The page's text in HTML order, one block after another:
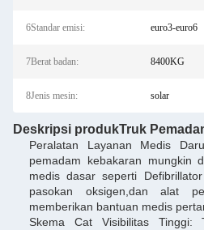
6Standar emisi: euro3-euro6
7Berat badan: 8400KG
8Jenis mesin: solar
Deskripsi produkTruk
Peralatan Layanan Medis
pemadam kebakaran mungkin
medis dasar seperti
pasokan oksigen,dan alat
memberikan bantuan medis
Skema Cat Visibilitas Tinggi: